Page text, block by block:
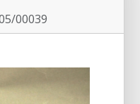
00039